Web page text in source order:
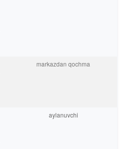
markazdan qochma
aylanuvchi